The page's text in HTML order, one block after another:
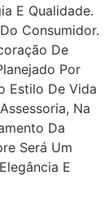
E Qualidade.
Consumidor.
De
Por
Estilo De Vida
Na
Da
Será Um
E